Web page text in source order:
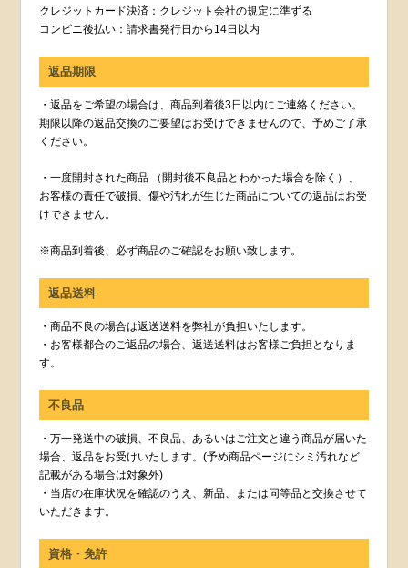
クレジットカード決済：クレジット会社の規定に準ずる
コンビニ後払い：請求書発行日から14日以内
返品期限
・返品をご希望の場合は、商品到着後3日以内にご連絡ください。
期限以降の返品交換のご要望はお受けできませんので、予めご了承
ください。
・一度開封された商品 （開封後不良品とわかった場合を除く）、
お客様の責任で破損、傷や汚れが生じた商品についての返品はお受
けできません。
※商品到着後、必ず商品のご確認をお願い致します。
返品送料
・商品不良の場合は返送送料を弊社が負担いたします。
・お客様都合のご返品の場合、返送送料はお客様ご負担となりま
す。
不良品
・万一発送中の破損、不良品、あるいはご注文と違う商品が届いた
場合、返品をお受けいたします。(予め商品ページにシミ汚れなど
記載がある場合は対象外)
・当店の在庫状況を確認のうえ、新品、または同等品と交換させて
いただきます。
資格・免許